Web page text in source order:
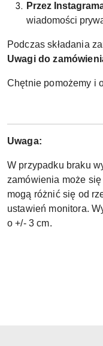
Przez
wiadomości
Podczas składania
Uwagi do
Chętnie pomożemy i
Uwaga:
W przypadku braku
zamówienia może się
mogą różnić się od
ustawień monitora.
o +/- 3 cm.